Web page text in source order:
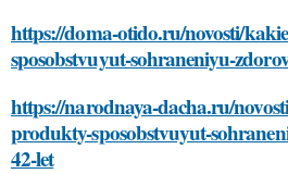
https://doma-otido.ru/novosti/
sposobstvuyut-sohraneniyu-
https://narodnaya-dacha.ru/
produkty-sposobstvuyut-
42-let